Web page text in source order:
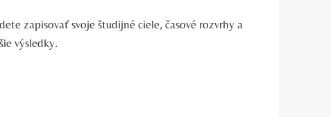
zapisovať svoje študijné ciele, časové rozvrhy a
výsledky.